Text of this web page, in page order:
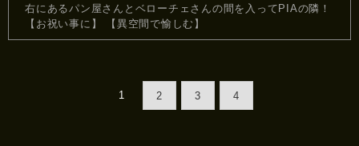
右にあるパン屋さんとベローチェさんの間を入ってPIAの隣！
【お祝い事に】 【異空間で愉しむ】
1 2 3 4